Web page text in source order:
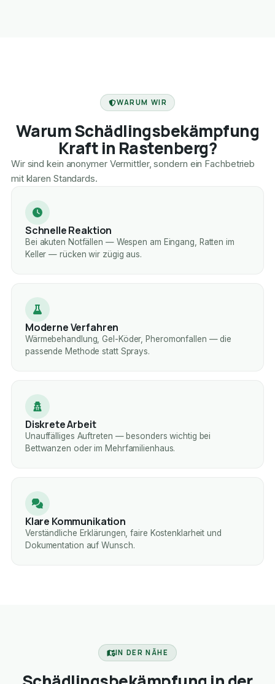
WARUM WIR
Warum Schädlingsbekämpfung
Kraft in Rastenberg?
Wir sind kein anonymer Vermittler, sondern ein Fachbetrieb
mit klaren Standards.
Schnelle Reaktion
Bei akuten Notfällen — Wespen am Eingang, Ratten im
Keller — rücken wir zügig aus.
Moderne Verfahren
Wärmebehandlung, Gel-Köder, Pheromonfallen — die
passende Methode statt Sprays.
Diskrete Arbeit
Unauffälliges Auftreten — besonders wichtig bei
Bettwanzen oder im Mehrfamilienhaus.
Klare Kommunikation
Verständliche Erklärungen, faire Kostenklarheit und
Dokumentation auf Wunsch.
IN DER NÄHE